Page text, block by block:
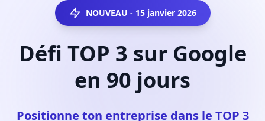
NOUVEAU - 15 janvier 2026
Défi TOP 3 sur Google
en 90 jours
Positionne ton entreprise dans le TOP 3